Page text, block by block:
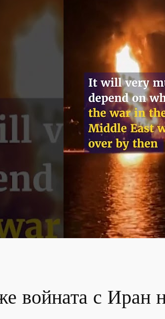
войната с Иран